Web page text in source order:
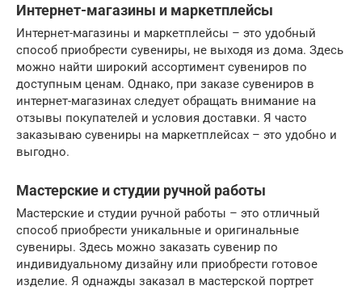
Интернет-магазины и маркетплейсы
Интернет-магазины и маркетплейсы – это удобный
способ приобрести сувениры, не выходя из дома. Здесь
можно найти широкий ассортимент сувениров по
доступным ценам. Однако, при заказе сувениров в
интернет-магазинах следует обращать внимание на
отзывы покупателей и условия доставки. Я часто
заказываю сувениры на маркетплейсах – это удобно и
выгодно.
Мастерские и студии ручной работы
Мастерские и студии ручной работы – это отличный
способ приобрести уникальные и оригинальные
сувениры. Здесь можно заказать сувенир по
индивидуальному дизайну или приобрести готовое
изделие. Я однажды заказал в мастерской портрет